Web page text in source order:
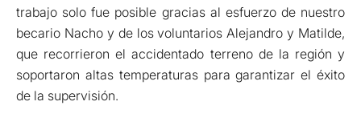
trabajo solo fue posible gracias al esfuerzo de nuestro
becario Nacho y de los voluntarios Alejandro y Matilde,
que recorrieron el accidentado terreno de la región y
soportaron altas temperaturas para garantizar el éxito
de la supervisión.